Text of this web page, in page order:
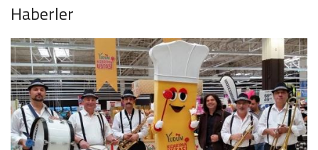
Haberler